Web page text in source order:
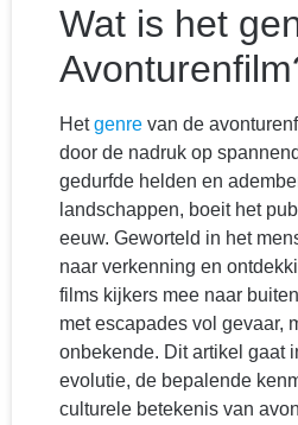
Wat is het
Hetgenre van de
door de nadruk op
gedurfde helden en
landschappen, boeit het
eeuw. Geworteld in het
naar verkenning en
films kijkers mee naar
met escapades vol gevaar,
onbekende. Dit artikel gaat
evolutie, de bepalende
culturele betekenis van